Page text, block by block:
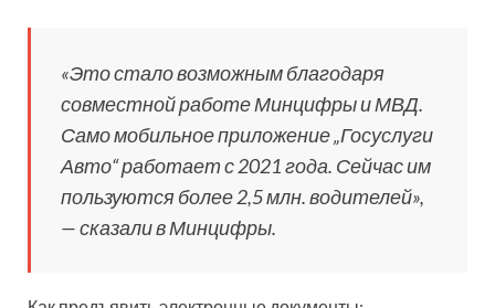
«Это стало возможным благодаря
совместной работе Минцифры и МВД.
Само мобильное приложение „Госуслуги
Авто“ работает с 2021 года. Сейчас им
пользуются более 2,5 млн. водителей»,
— сказали в Минцифры.